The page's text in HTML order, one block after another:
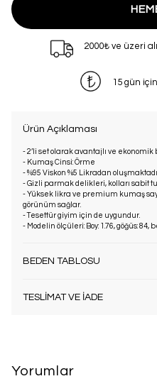
2000₺ ve üzeri
15 gün
Ürün Açıklaması
- 2’li set olarak avantajlı ve
- Kumaş Cinsi: Örme
- %95 Viskon %5 Likradan
- Gizli parmak delikleri, kolları sabit
- Yüksek likra ve premium kumaş
görünüm sağlar.
- Tesettür giyim için de uygundur.
- Modelin ölçüleri: Boy: 1.76, göğüs: 84,
BEDEN TABLOSU
TESLİMAT VE İADE
Yorumlar